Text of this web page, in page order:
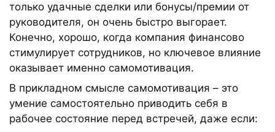
только удачные сделки или бонусы/премии от
руководителя, он очень быстро выгорает.
Конечно, хорошо, когда компания финансово
стимулирует сотрудников, но ключевое влияние
оказывает именно самомотивация.
В прикладном смысле самомотивация – это
умение самостоятельно приводить себя в
рабочее состояние перед встречей, даже если: